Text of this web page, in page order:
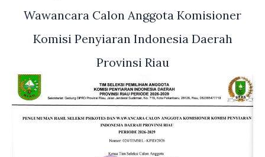
Wawancara Calon Anggota Komisioner
Komisi Penyiaran Indonesia Daerah
Provinsi Riau